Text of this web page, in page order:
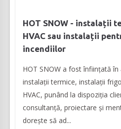
HOT SNOW - instalații
HVAC sau instalații
incendiilor
HOT SNOW a fost înființată în
instalații termice, instalații
HVAC, punând la dispoziția
consultanță, proiectare și
dorește să ad...